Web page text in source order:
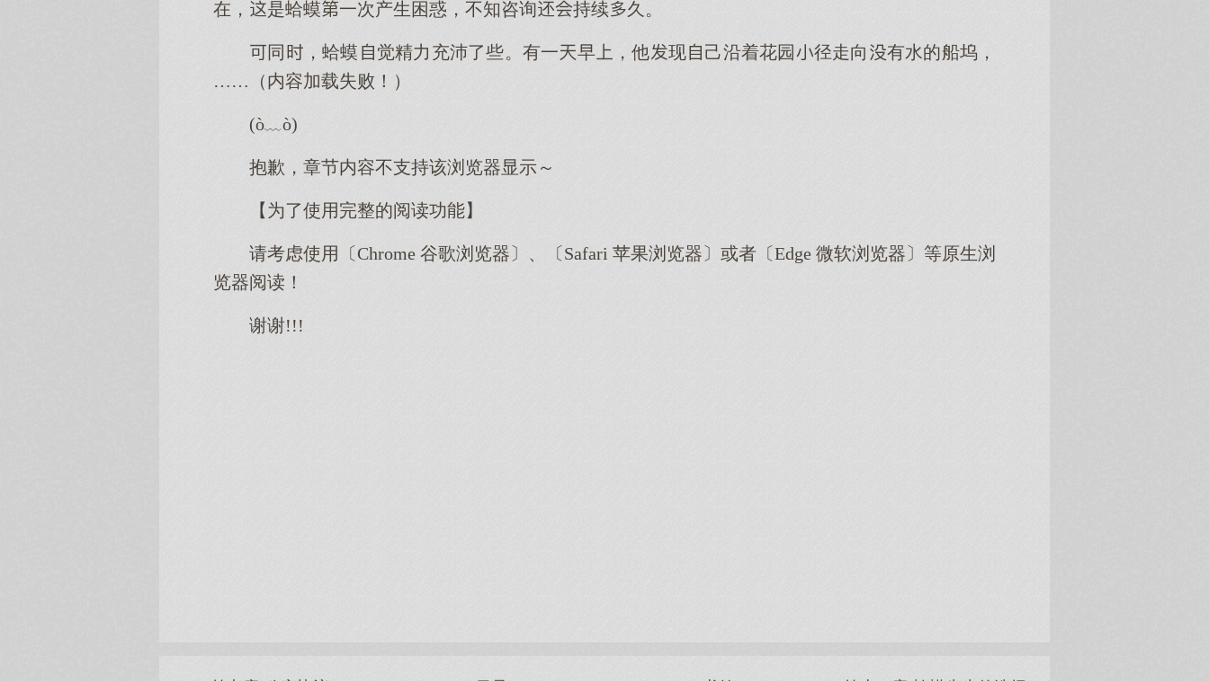
在，是蛤蟆一次产生困惑，不知咨询持续久。
同，蛤蟆觉精力充沛了些。有一早，他现己沿着花园径走向有水的船坞，
……（内容加载失败！）
(ò﹏ò)
抱歉，章节内容不支持该浏览器显示～
【为了使用完整的阅读功能】
请考虑使用〔Chrome 谷歌浏览器〕、〔Safari 苹果浏览器〕或者〔Edge 微软浏览器〕等原生浏
览器阅读！
谢谢!!!